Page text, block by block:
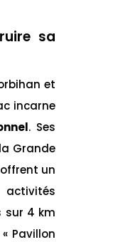
sa
et
incarne
. Ses
Grande
un
sur 4 km
Pavillon